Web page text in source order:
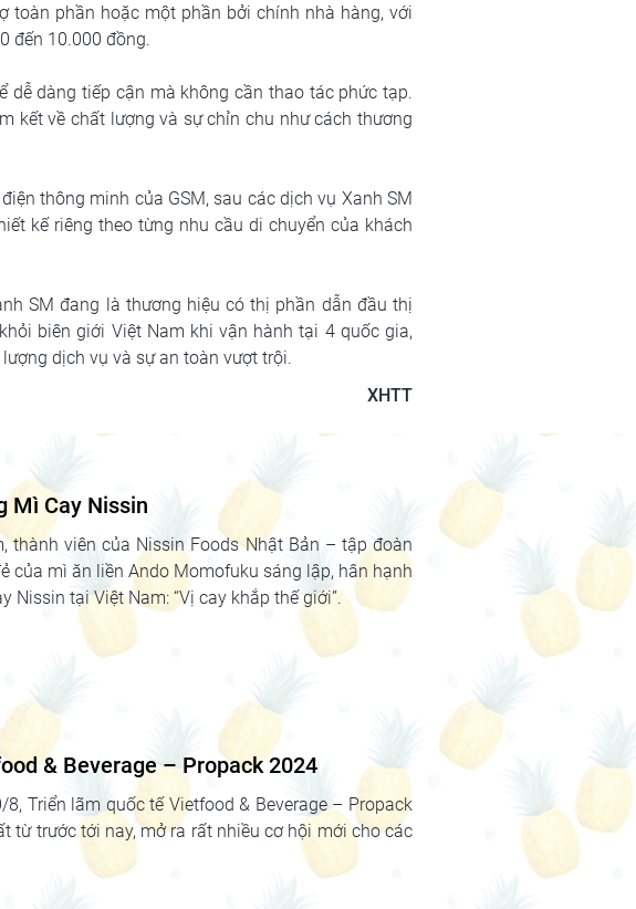
toàn phần hoặc một phần bởi chính nhà hàng, với
đến 10.000 đồng.
dàng tiếp cận mà không cần thao tác phức tạp.
kết về chất lượng và sự chỉn chu như cách thương
thông minh của GSM, sau các dịch vụ Xanh SM
kế riêng theo từng nhu cầu di chuyển của khách
SM đang là thương hiệu có thị phần dẫn đầu thị
biên giới Việt Nam khi vận hành tại 4 quốc gia,
dịch vụ và sự an toàn vượt trội.
XHTT
Mì Cay Nissin
thành viên của Nissin Foods Nhật Bản – tập đoàn
của mì ăn liền Ando Momofuku sáng lập, hân hạnh
tại Việt Nam: “Vị cay khắp thế giới”.
& Beverage – Propack 2024
Triển lãm quốc tế Vietfood & Beverage – Propack
từ trước tới nay, mở ra rất nhiều cơ hội mới cho các